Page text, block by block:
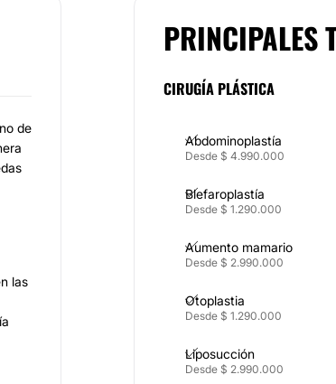
de
las
PRINCIPALES
CIRUGÍA PLÁSTICA
Abdominoplastía
Desde $ 4.990.000
Blefaroplastía
Desde $ 1.290.000
Aumento mamario
Desde $ 2.990.000
Otoplastia
Desde $ 1.290.000
Liposucción
Desde $ 2.990.000